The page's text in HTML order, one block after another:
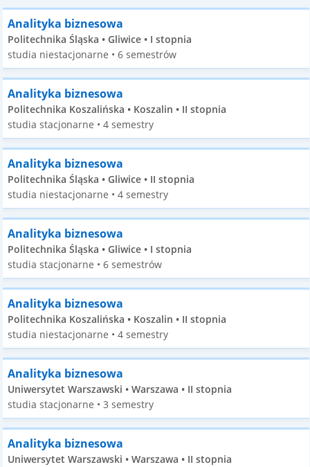
Analityka biznesowa
Politechnika Śląska • Gliwice • I stopnia
studia niestacjonarne • 6 semestrów
Analityka biznesowa
Politechnika Koszalińska • Koszalin • II stopnia
studia stacjonarne • 4 semestry
Analityka biznesowa
Politechnika Śląska • Gliwice • II stopnia
studia niestacjonarne • 4 semestry
Analityka biznesowa
Politechnika Śląska • Gliwice • I stopnia
studia stacjonarne • 6 semestrów
Analityka biznesowa
Politechnika Koszalińska • Koszalin • II stopnia
studia niestacjonarne • 4 semestry
Analityka biznesowa
Uniwersytet Warszawski • Warszawa • II stopnia
studia stacjonarne • 3 semestry
Analityka biznesowa
Uniwersytet Warszawski • Warszawa • II stopnia